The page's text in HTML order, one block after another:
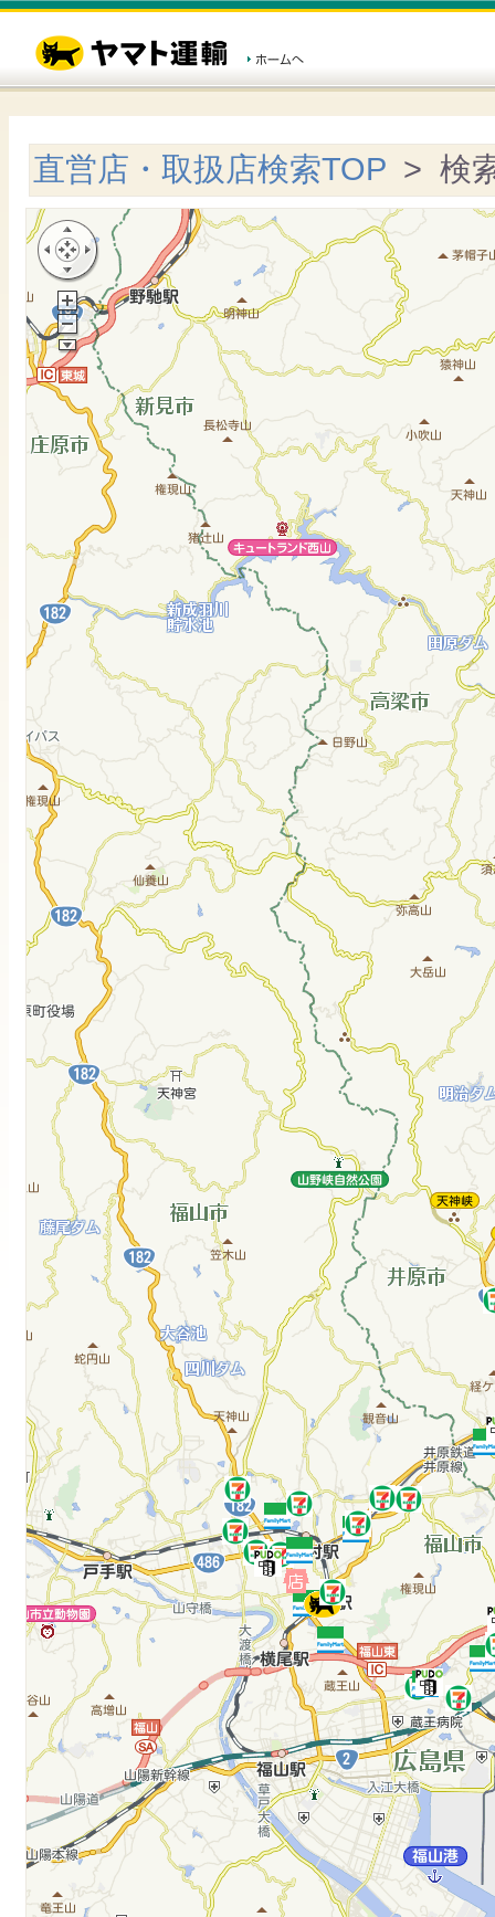
直営店・取扱店検索TOP > 検